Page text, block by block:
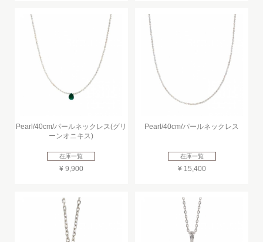
Pearl/40cm/パールネックレス(グリ
ーンオニキス)
在庫一覧
¥ 9,900
Pearl/40cm/パールネックレス
在庫一覧
¥ 15,400